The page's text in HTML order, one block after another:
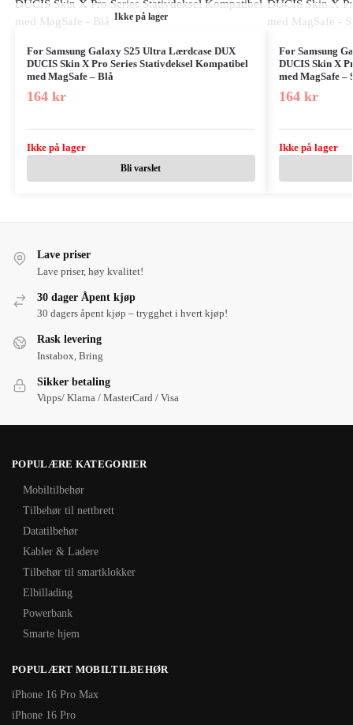
Ikke på lager
For Samsung Galaxy S25 Ultra Lærdcase DUX
DUCIS Skin X Pro Series Stativdeksel Kompatibel
med MagSafe – Blå
164 kr
Ikke på lager
Bli varslet
For Samsung
DUCIS Skin X
med MagSafe –
164 kr
Ikke på lager
Lave priser
Lave priser, høy kvalitet!
30 dager Åpent kjøp
30 dagers åpent kjøp – trygghet i hvert kjøp!
Rask levering
Instabox, Bring
Sikker betaling
Vipps/ Klarna / MasterCard / Visa
POPULÆRE KATEGORIER
Mobiltilbehør
Tilbehør til nettbrett
Datatilbehør
Kabler & Ladere
Tilbehør til smartklokker
Elbillading
Powerbank
Smarte hjem
POPULÆRT MOBILTILBEHØR
iPhone 16 Pro Max
iPhone 16 Pro